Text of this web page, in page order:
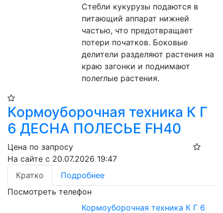
Стебли кукурузы подаются в
питающий аппарат нижней
частью, что предотвращает
потери початков. Боковые
делители разделяют растения на
краю загонки и поднимают
полеглые растения.
Кормоуборочная техника К Г
6 ДЕСНА ПОЛЕСЬЕ FH40
Цена по запросу
На сайте с 20.07.2026 19:47
Кратко
Подробнее
Посмотреть телефон
Кормоуборочная техника К Г 6